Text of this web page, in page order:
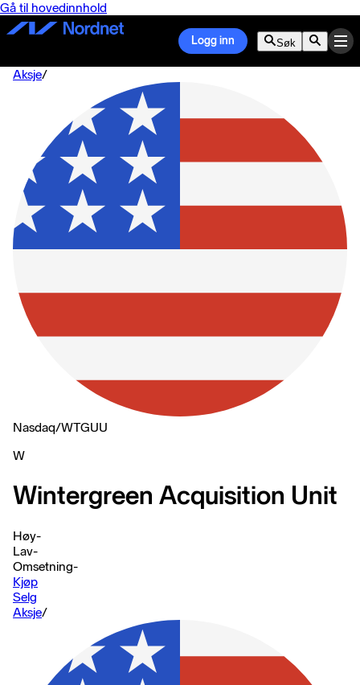
Gå til hovedinnhold
Logg inn Søk
Aksje/
Nasdaq/WTGUU
W
Wintergreen Acquisition Unit
Høy-
Lav-
Omsetning-
Kjøp
Selg
Aksje/